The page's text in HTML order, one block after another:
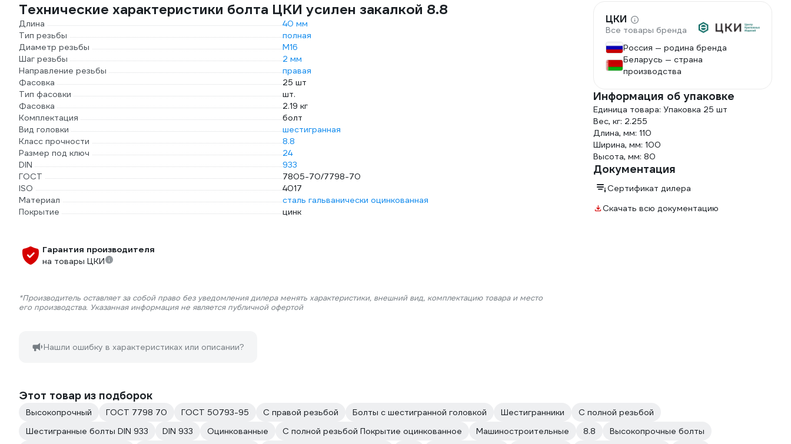
Технические характеристики болта ЦКИ усилен закалкой 8.8
Длина
40 мм
Тип резьбы
полная
Диаметр резьбы
М16
Шаг резьбы
2 мм
Направление резьбы
правая
Фасовка
25 шт
Тип фасовки
шт.
Фасовка
2.19 кг
Комплектация
болт
Вид головки
шестигранная
Класс прочности
8.8
Размер под ключ
24
DIN
933
ГОСТ
7805-70/7798-70
ISO
4017
Материал
сталь гальванически оцинкованная
Покрытие
цинк
Гарантия производителя
на товары ЦКИ
*Производитель оставляет за собой право без уведомления дилера менять характеристики, внешний вид, комплектацию товара и место
его производства. Указанная информация не является публичной офертой
Нашли ошибку в характеристиках или описании?
ЦКИ
Все товары бренда
Россия — родина бренда
Беларусь — страна
производства
Информация об упаковке
Единица товара: Упаковка 25 шт
Вес, кг: 2.255
Длина, мм: 110
Ширина, мм: 100
Высота, мм: 80
Документация
Сертификат дилера
Скачать всю документацию
Этот товар из подборок
Высокопрочный ГОСТ 7798 70 ГОСТ 50793-95 С правой резьбой Болты с шестигранной головкой Шестигранники
С полной резьбой
Шестигранные болты DIN 933
DIN 933 Оцинкованные С полной резьбой Покрытие оцинкованное Машиностроительные 8.8
Высокопрочные болты